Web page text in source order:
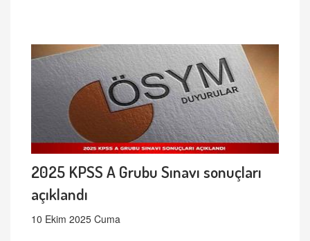
2025 KPSS A Grubu Sınavı sonuçları
açıklandı
10 Ekim 2025 Cuma